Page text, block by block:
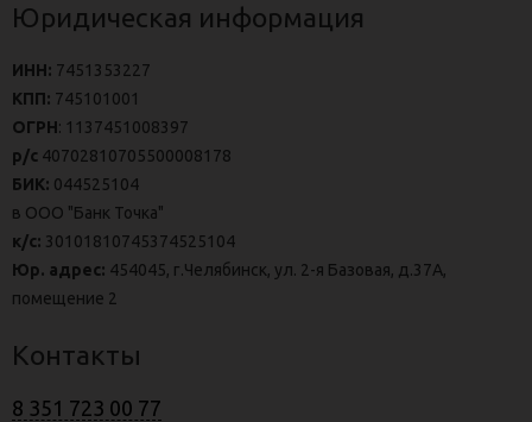
Юридическая информация
ИНН: 7451353227
КПП: 745101001
ОГРН: 1137451008397
р/с 40702810705500008178
БИК: 044525104
в ООО "Банк Точка"
к/с: 30101810745374525104
Юр. адрес: 454045, г.Челябинск, ул. 2-я Базовая, д.37А,
помещение 2
Контакты
8 351 723 00 77